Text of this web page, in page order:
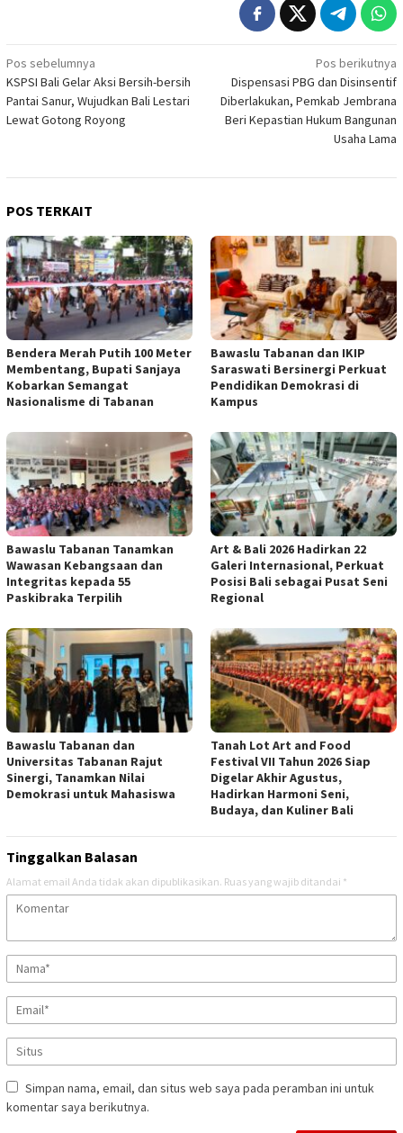
Navigasi
pos
Pos sebelumnya
KSPSI Bali Gelar Aksi Bersih-bersih
Pantai Sanur, Wujudkan Bali Lestari
Lewat Gotong Royong
Pos berikutnya
Dispensasi PBG dan Disinsentif
Diberlakukan, Pemkab Jembrana
Beri Kepastian Hukum Bangunan
Usaha Lama
POS TERKAIT
Bendera Merah Putih 100 Meter
Membentang, Bupati Sanjaya
Kobarkan Semangat
Nasionalisme di Tabanan
Bawaslu Tabanan dan IKIP
Saraswati Bersinergi Perkuat
Pendidikan Demokrasi di
Kampus
Bawaslu Tabanan Tanamkan
Wawasan Kebangsaan dan
Integritas kepada 55
Paskibraka Terpilih
Art & Bali 2026 Hadirkan 22
Galeri Internasional, Perkuat
Posisi Bali sebagai Pusat Seni
Regional
Bawaslu Tabanan dan
Universitas Tabanan Rajut
Sinergi, Tanamkan Nilai
Demokrasi untuk Mahasiswa
Tanah Lot Art and Food
Festival VII Tahun 2026 Siap
Digelar Akhir Agustus,
Hadirkan Harmoni Seni,
Budaya, dan Kuliner Bali
Tinggalkan Balasan
Alamat email Anda tidak akan dipublikasikan. Ruas yang wajib ditandai *
Simpan nama, email, dan situs web saya pada peramban ini untuk
komentar saya berikutnya.